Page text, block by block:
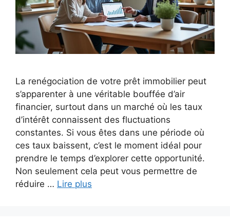
La renégociation de votre prêt immobilier peut
s’apparenter à une véritable bouffée d’air
financier, surtout dans un marché où les taux
d’intérêt connaissent des fluctuations
constantes. Si vous êtes dans une période où
ces taux baissent, c’est le moment idéal pour
prendre le temps d’explorer cette opportunité.
Non seulement cela peut vous permettre de
réduire … Lire plus